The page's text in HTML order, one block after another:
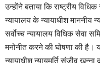
उन्होंने बताया कि राष्ट्रीय
न्यायालय के न्यायाधीश माननीय
सर्वोच्च न्यायालय विधिक सेवा
मनोनीत करने की घोषणा की है।
न्यायाधीश न्यायमूर्ति संजीव